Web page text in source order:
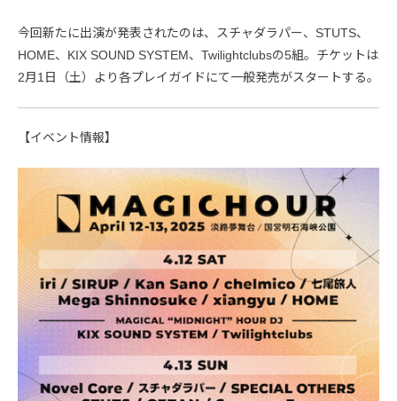
今回新たに出演が発表されたのは、スチャダラパー、STUTS、
HOME、KIX SOUND SYSTEM、Twilightclubsの5組。チケットは
2月1日（土）より各プレイガイドにて一般発売がスタートする。
【イベント情報】